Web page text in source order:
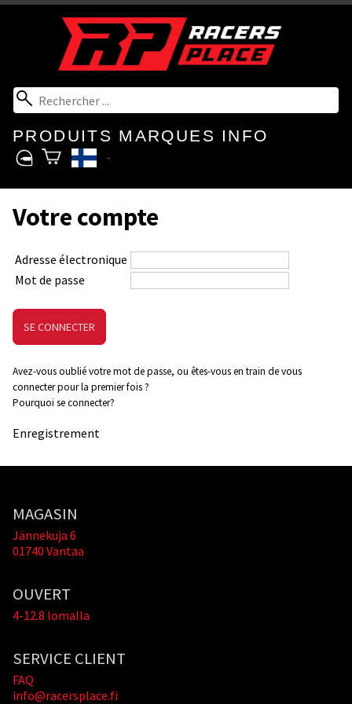
PRODUITS MARQUES INFO
Votre compte
Adresse électronique
Mot de passe
Avez-vous oublié votre mot de passe, ou êtes-vous en train de vous
connecter pour la premier fois ?
Pourquoi se connecter?
Enregistrement
MAGASIN
Jännekuja 6
01740 Vantaa
OUVERT
4-12.8 lomalla
SERVICE CLIENT
FAQ
info@racersplace.fi